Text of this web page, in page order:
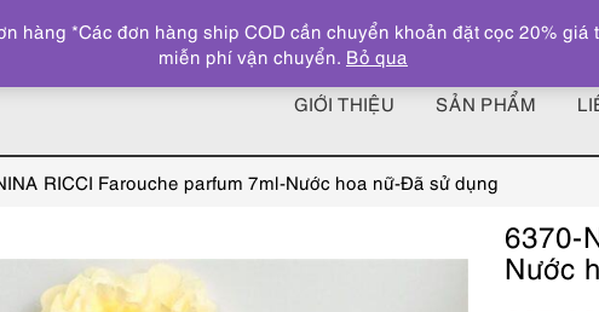
GIỚI THIỆU SẢN PHẨM
RICCI Farouche parfum 7ml-Nước hoa nữ-Đã sử dụng
6370-
Nước
hàng *Các đơn hàng ship COD cần chuyển khoản đặt cọc 20%
miễn phí vận chuyển. Bỏ qua